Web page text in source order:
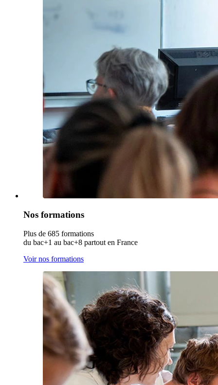
Nos formations
Plus de 685 formations
du bac+1 au bac+8 partout en France
Voir nos formations